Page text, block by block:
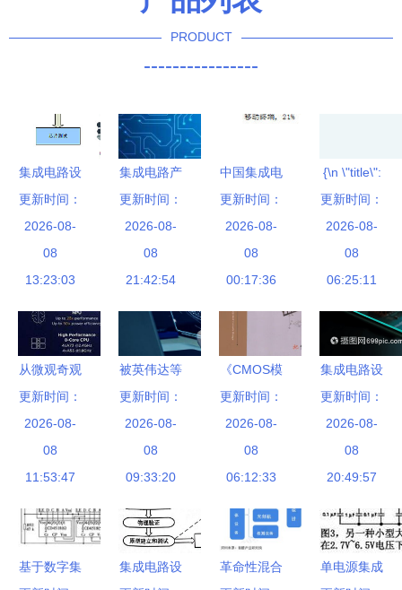
PRODUCT
----------------
集成电路设
计解析 从
概念到创新
的基石
更新时间：
2026-08-
08
13:23:03
集成电路产
业蓬勃发
展，中关村
打造产
业“芯高地”
更新时间：
2026-08-
08
21:42:54
中国集成电
路（IC）市
场趋势深度
分析 设计
与制造双轮
业变局
更新时间：
2026-08-
08
00:17:36
{\n \"title\":
\"苏州中科
集成电路设
计中心 引
领集成电路
\",\n
\"content\":
\"在全球半
为核心技术
环节，承载
着推动科技
更新时间：
2026-08-
08
06:25:11
从微观奇观
到国潮突围
中国集成电
路的奋斗与
现实
更新时间：
2026-08-
08
11:53:47
被英伟达等
竞争对
手“甩在身
后”，英特
尔CEO 将
扩建工厂扭
转公司命运
更新时间：
2026-08-
08
09:33:20
《CMOS模
拟集成电路
设计基础》
评介 理论
学习与工程
指引
更新时间：
2026-08-
08
06:12:33
集成电路设
计中的电路
板3D概念
图
更新时间：
2026-08-
08
20:49:57
基于数字集
集成电路设
革命性混合
单电源集成